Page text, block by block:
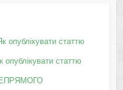
опублікувати статтю
опублікувати статтю